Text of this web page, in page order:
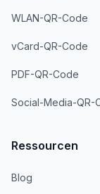
WLAN-QR-Code
vCard-QR-Code
PDF-QR-Code
Social-Media-QR-
Ressourcen
Blog